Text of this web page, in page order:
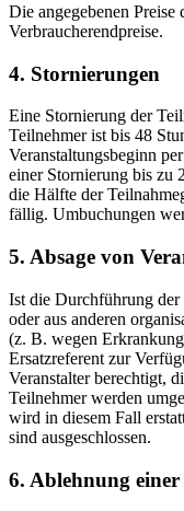
Die angegebenen Preise
Verbraucherendpreise.
4. Stornierungen
Eine Stornierung der
Teilnehmer ist bis 48
Veranstaltungsbeginn
einer Stornierung bis zu
die Hälfte der
fällig. Umbuchungen
5. Absage von
Ist die Durchführung
oder aus anderen
(z. B. wegen
Ersatzreferent zur
Veranstalter berechtigt,
Teilnehmer werden
wird in diesem Fall
sind ausgeschlossen.
6. Ablehnung